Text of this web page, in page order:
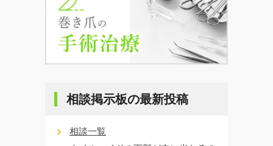
相談掲示板の最新投稿
相談一覧